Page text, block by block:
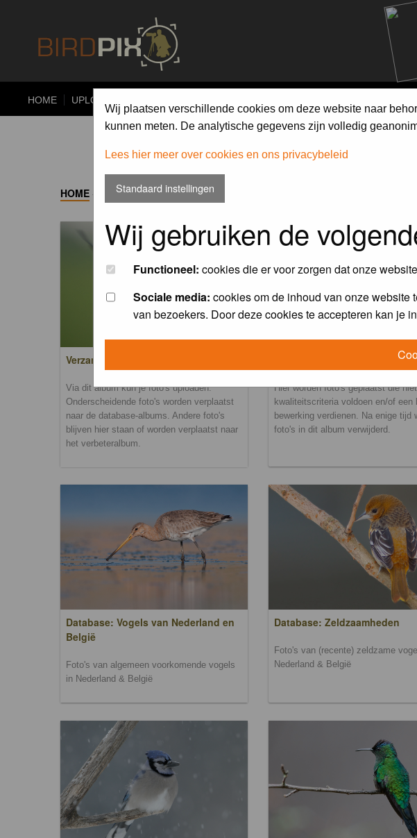
HOME UPLOAD
Wij plaatsen verschillende cookies om deze website naar
kunnen meten. De analytische gegevens zijn volledig
Lees hier meer over cookies en ons privacybeleid
Standaard instellingen
Wij gebruiken de
Functioneel: cookies die er voor zorgen dat onze
Sociale media: cookies om de inhoud van onze
van bezoekers. Door deze cookies te accepteren kan je
HOME -> ALBUM
Verzamel- en uploadalbum
Via dit album kun je foto's uploaden.
Onderscheidende foto's worden verplaatst
naar de database-albums. Andere foto's
blijven hier staan of worden verplaatst naar
het verbeteralbum.
Hier worden foto's geplaatst die
kwaliteitscriteria voldoen en/of een
bewerking verdienen. Na enige tijd
foto's in dit album verwijderd.
Database: Vogels van Nederland en
België
Foto's van algemeen voorkomende vogels
in Nederland & België
Database: Zeldzaamheden
Foto's van (recente) zeldzame
Nederland & België